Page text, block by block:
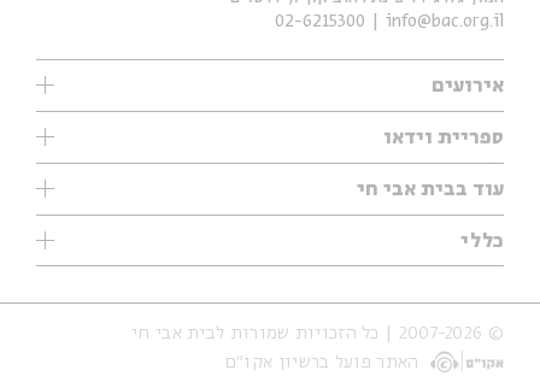
אירועים
עיון
אנגלית
נוער
סדרות
אירועי עבר
אירועים בירושלים
ספריית וידאו
ילדים
מוזיקה
עיון
מיוחדים
עוד בבית אבי חי
תערוכות
מיוחדים
כללי
אודות
הצהרת נגישות
תנאי שימוש והצהרת פרטיות
info@bac.org.il
02-6215300
© 2007-2026 | כל הזכויות שמורות לבית אבי חי
האתר פועל ברשיון אקו״ם